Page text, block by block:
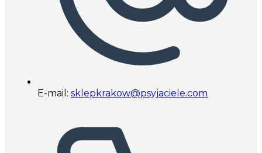
E-mail: sklepkrakow@psyjaciele.com